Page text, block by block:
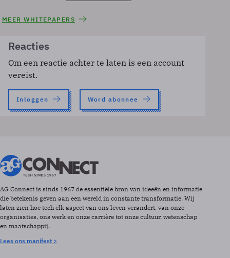
MEER WHITEPAPERS
Reacties
Om een reactie achter te laten is een account
vereist.
Inloggen Word abonnee
AG Connect is sinds 1967 de essentiële bron van ideeën en informatie
die betekenis geven aan een wereld in constante transformatie. Wij
laten zien hoe tech elk aspect van ons leven verandert, van onze
organisaties, ons werk en onze carrière tot onze cultuur, wetenschap
en maatschappij.
Lees ons manifest >